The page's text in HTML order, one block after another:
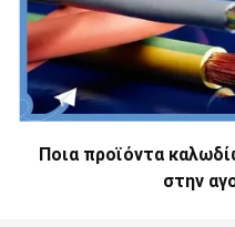
Ποια προϊόντα
στην